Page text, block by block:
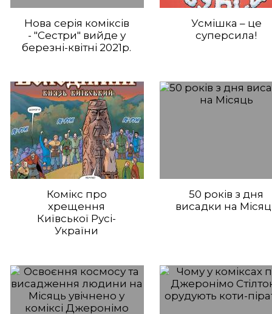
Нова серія коміксів
- "Сестри" вийде у
березні-квітні 2021р.
Усмішка – це
суперсила!
Комікс про
хрещення
Київської Русі-
України
50 років з дня
висадки на